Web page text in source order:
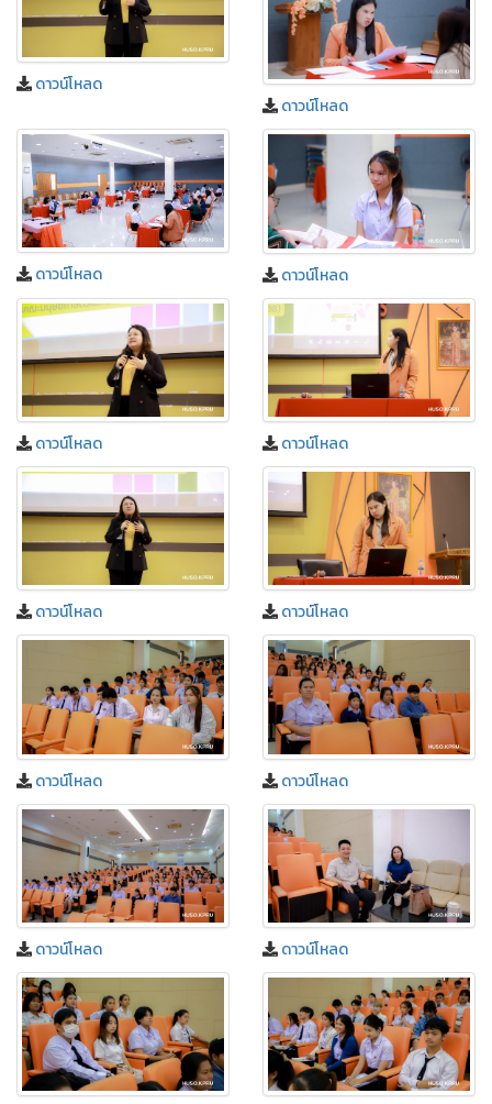
ดาวน์โหลด
ดาวน์โหลด
ดาวน์โหลด ดาวน์โหลด
ดาวน์โหลด ดาวน์โหลด
ดาวน์โหลด ดาวน์โหลด
ดาวน์โหลด ดาวน์โหลด
ดาวน์โหลด ดาวน์โหลด